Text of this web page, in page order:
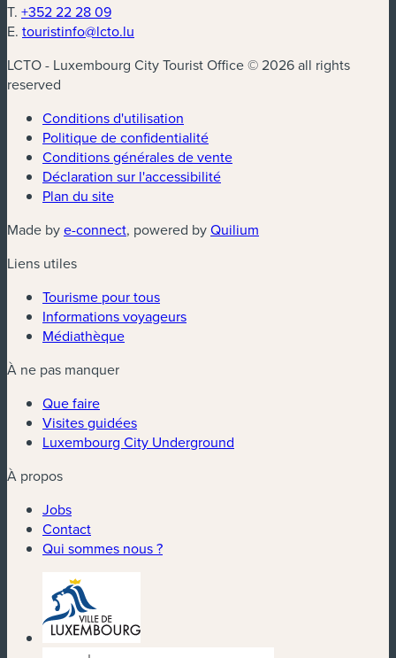
T. +352 22 28 09
E. touristinfo@lcto.lu
LCTO - Luxembourg City Tourist Office © 2026 all rights
reserved
Conditions d'utilisation
Politique de confidentialité
Conditions générales de vente
Déclaration sur l'accessibilité
Plan du site
Made bye-connect(nouvelle fenêtre)
, powered byQuilium
Liens utiles
Tourisme pour tous
Informations voyageurs
Médiathèque
À ne pas manquer
Que faire
Visites guidées
Luxembourg City Underground
À propos
Jobs
Contact
Qui sommes nous ?